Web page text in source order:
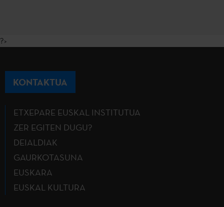
?>
KONTAKTUA
ETXEPARE EUSKAL INSTITUTUA
ZER EGITEN DUGU?
DEIALDIAK
GAURKOTASUNA
EUSKARA
EUSKAL KULTURA